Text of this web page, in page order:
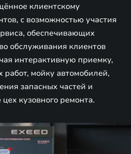
клиентскому
с возможностью участия
обеспечивающих
обслуживания клиентов
интерактивную приемку,
мойку автомобилей,
запасных частей и
кузовного ремонта.